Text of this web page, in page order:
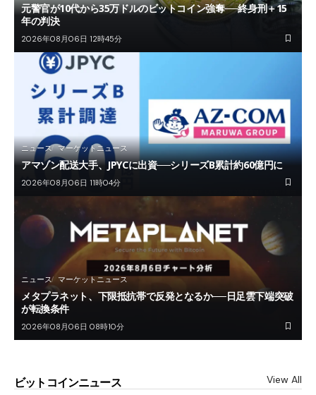
元警官が10代から35万ドルのビットコイン強奪──終身刑＋15
年の判決
2026年08月06日 12時45分
ニュース マーケットニュース
アマゾン配送大手、JPYCに出資──シリーズB累計約60億円に
2026年08月06日 11時04分
ニュース マーケットニュース
メタプラネット、下限抵抗帯で反発となるか──日足雲下端突破
が転換条件
2026年08月06日 08時10分
ビットコインニュース View All